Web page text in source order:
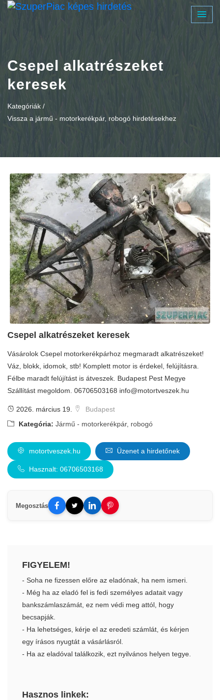
Csepel alkatrészeket
keresek
Kategóriák /
Vissza a jármű - motorkerékpár, robogó hirdetésekhez
Csepel alkatrészeket keresek
Vásárolok Csepel motorkerékpárhoz megmaradt alkatrészeket!
Váz, blokk, idomok, stb! Komplett motor is érdekel, felújításra.
Félbe maradt felújítást is átveszek. Budapest Pest Megye
Szállítást megoldom. 06706503168 info@motortveszek.hu
2026. március 19.
Budapest
Kategória: Jármű - motorkerékpár, robogó
motortveszek.hu Üzenet a hirdetőnek
Hasznalt: 06706503168
Megosztás
FIGYELEM!
- Soha ne fizessen előre az eladónak, ha nem ismeri.
- Még ha az eladó fel is fedi személyes adatait vagy
bankszámlaszámát, ez nem védi meg attól, hogy
becsapják.
- Ha lehetséges, kérje el az eredeti számlát, és kérjen
egy írásos nyugtát a vásárlásról.
- Ha az eladóval találkozik, ezt nyilvános helyen tegye.
Hasznos linkek: